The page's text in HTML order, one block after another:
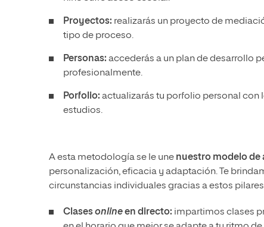
Proyectos: realizarás un proyecto de
tipo de proceso.
Personas: accederás a un plan de desarrollo
profesionalmente.
Porfolio: actualizarás tu porfolio personal con
estudios.
A esta metodología se le une nuestro modelo de
personalización, eficacia y adaptación. Te
circunstancias individuales gracias a estos
Clasesonlineen directo: impartimos clases